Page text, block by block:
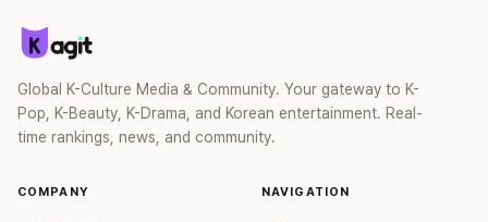
Global K-Culture Media & Community. Your gateway to K-
Pop, K-Beauty, K-Drama, and Korean entertainment. Real-
time rankings, news, and community.
COMPANY NAVIGATION